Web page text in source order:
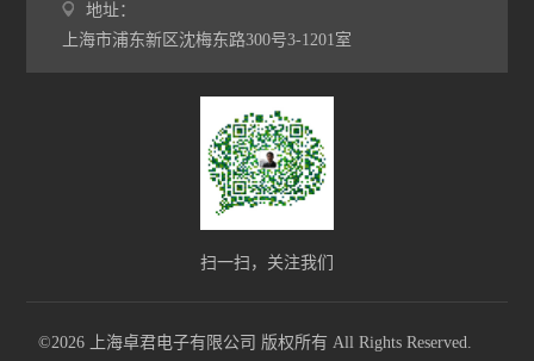
地址：
上海市浦东新区沈梅东路300号3-1201室
扫一扫，关注我们
©2026 上海卓君电子有限公司 版权所有 All Rights Reserved.